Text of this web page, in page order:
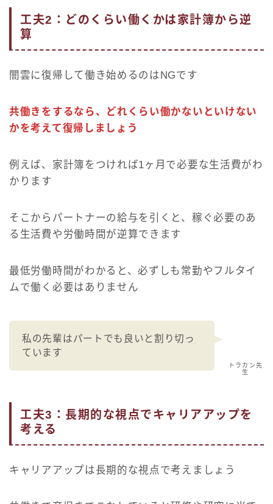
Follow Me
工夫2：どのくらい働くかは家計簿から逆
算
闇雲に復帰して働き始めるのはNGです
共働きをするなら、どれくらい働かないといけない
かを考えて復帰しましょう
例えば、家計簿をつければ1ヶ月で必要な生活費がわ
かります
そこからパートナーの給与を引くと、稼ぐ必要のあ
る生活費や労働時間が逆算できます
最低労働時間がわかると、必ずしも常勤やフルタイ
ムで働く必要はありません
トラカン先
生
私の先輩はパートでも良いと割り切っ
ています
工夫3：長期的な視点でキャリアアップを
考える
キャリアアップは長期的な視点で考えましょう